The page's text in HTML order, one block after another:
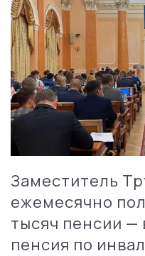
Заместитель
ежемесячно
тысяч пенсии —
пенсия по